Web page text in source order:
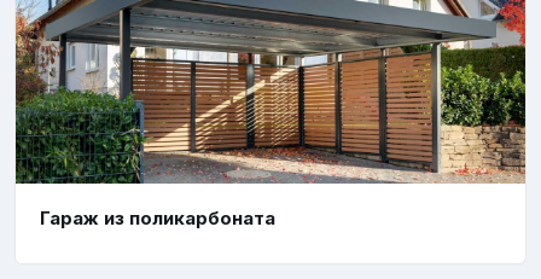
Гараж из поликарбоната